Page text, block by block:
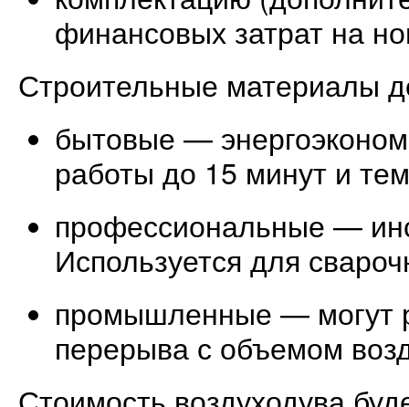
финансовых затрат на
Строительные материалы
бытовые —
работы до 15 минут и
профессиональные —
Используется для
промышленные — могут
перерыва с объемом